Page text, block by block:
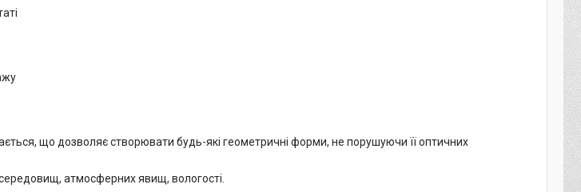
що дозволяє створювати будь-які геометричні форми, не порушуючи її оптичних
середовищ, атмосферних явищ, вологості.